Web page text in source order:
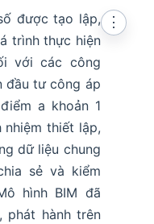
được tạo lập,
trình thực hiện
với các công
đầu tư công áp
a khoản 1
thiết lập,
dữ liệu chung
sẻ và kiểm
hình BIM đã
phát hành trên
⋮